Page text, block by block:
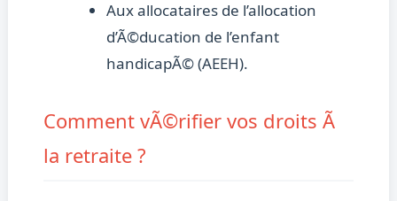
Aux allocataires de l’allocation
d’Ã©ducation de l’enfant
handicapÃ© (AEEH).
Comment vÃ©rifier vos droits Ã
la retraite ?